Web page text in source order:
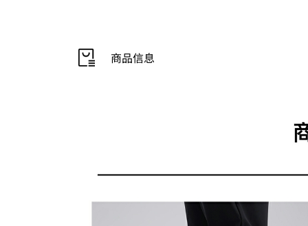
商品信息